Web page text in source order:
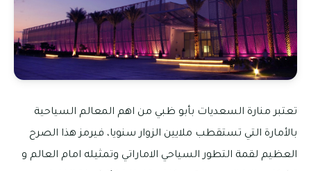
تعتبر منارة السعديات بأبو ظبي من اهم المعالم السياحية
بالأمارة التي تستقطب ملايين الزوار سنويا، فيرمز هذا الصرح
العظيم لقمة التطور السياحي الاماراتي وتمثيله امام العالم و